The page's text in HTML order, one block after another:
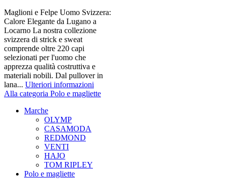
Maglioni e Felpe Uomo Svizzera:
Calore Elegante da Lugano a
Locarno La nostra collezione
svizzera di strick e sweat
comprende oltre 220 capi
selezionati per l'uomo che
apprezza qualità costruttiva e
materiali nobili. Dal pullover in
lana... Ulteriori informazioni
Alla categoria Polo e magliette
Marche
OLYMP
CASAMODA
REDMOND
VENTI
HAJO
TOM RIPLEY
Polo e magliette